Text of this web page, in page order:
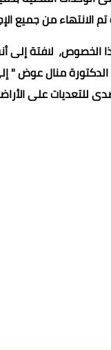
الانتهاء من جميع
لافتة إلى
منال عوض "
للتعديات على